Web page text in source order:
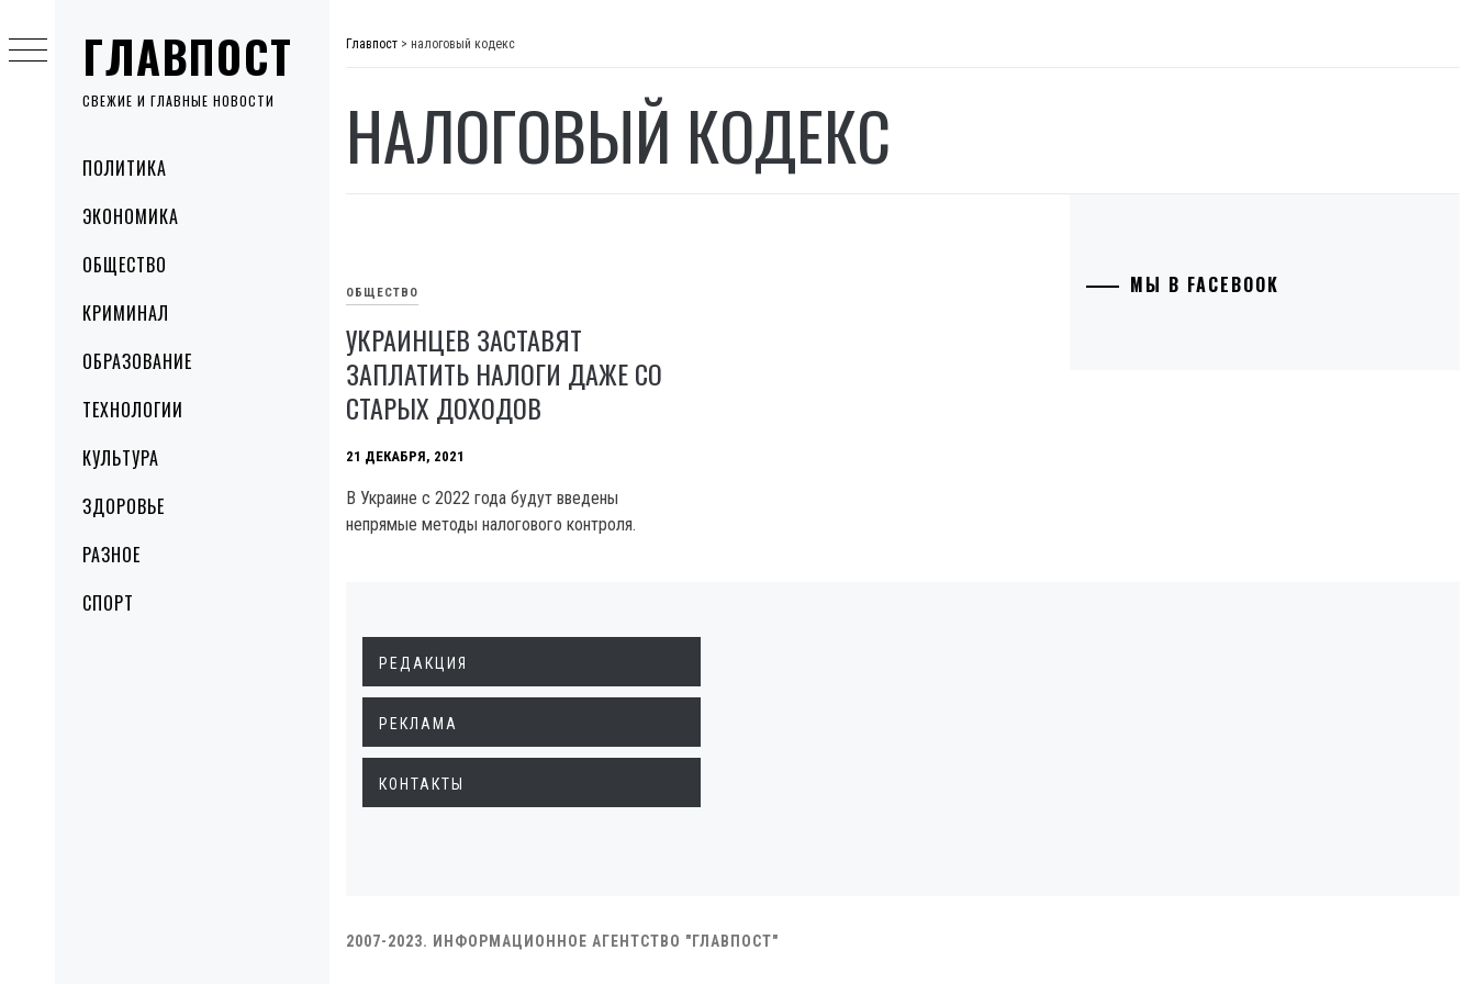
ГЛАВПОСТ
СВЕЖИЕ И ГЛАВНЫЕ НОВОСТИ
MenuПОЛИТИКА
ЭКОНОМИКА
ОБЩЕСТВО
КРИМИНАЛ
ОБРАЗОВАНИЕ
ТЕХНОЛОГИИ
КУЛЬТУРА
ЗДОРОВЬЕ
РАЗНОЕ
СПОРТ
to
content
Главпост > налоговый кодекс
НАЛОГОВЫЙ КОДЕКС
ОБЩЕСТВО
УКРАИНЦЕВ ЗАСТАВЯТ
ЗАПЛАТИТЬ НАЛОГИ ДАЖЕ СО
СТАРЫХ ДОХОДОВ
21 ДЕКАБРЯ, 2021
В Украине с 2022 года будут введены
непрямые методы налогового контроля.
МЫ В FACEBOOK
РЕДАКЦИЯ
РЕКЛАМА
КОНТАКТЫ
2007-2023. ИНФОРМАЦИОННОЕ АГЕНТСТВО "ГЛАВПОСТ"